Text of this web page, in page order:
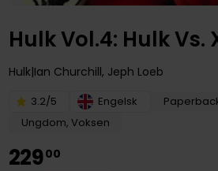
Hulk Vol.4: Hulk Vs.
Hulk Ian Churchill, Jeph Loeb
3.2/5 Engelsk
Ungdom, Voksen
22900